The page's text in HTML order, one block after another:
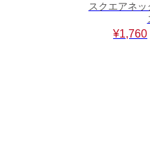
スクエアネ
¥1,760